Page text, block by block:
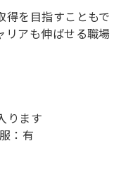
得を目指すこともで
リアも伸ばせる職場
ります
：有